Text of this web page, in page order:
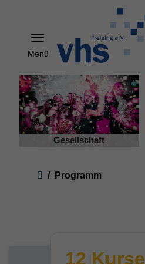
Menü
Gesellschaft
Programm
12 Kurse